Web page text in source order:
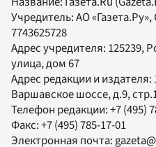
Учредитель:АО «Газета.Ру»,
7743625728
Адрес учредителя: 125239,
улица, дом 67
Адрес редакции и издателя:
Варшавское шоссе, д.9,
Телефон редакции:+7 (495)
Факс:+7 (495) 785-17-01
Электронная почта: